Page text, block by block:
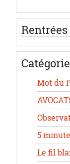
Mot du
5
Le fil